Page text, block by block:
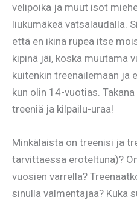
velipoika ja muut isot
liukumäkeä vatsalaudalla.
että en ikinä rupea itse
kipinä jäi, koska muutama
kuitenkin treenailemaan ja
kun olin 14-vuotias.
treeniä ja kilpailu-uraa!
Minkälaista on treenisi ja
tarvittaessa eroteltuna)?
vuosien varrella?
sinulla valmentajaa? Kuka